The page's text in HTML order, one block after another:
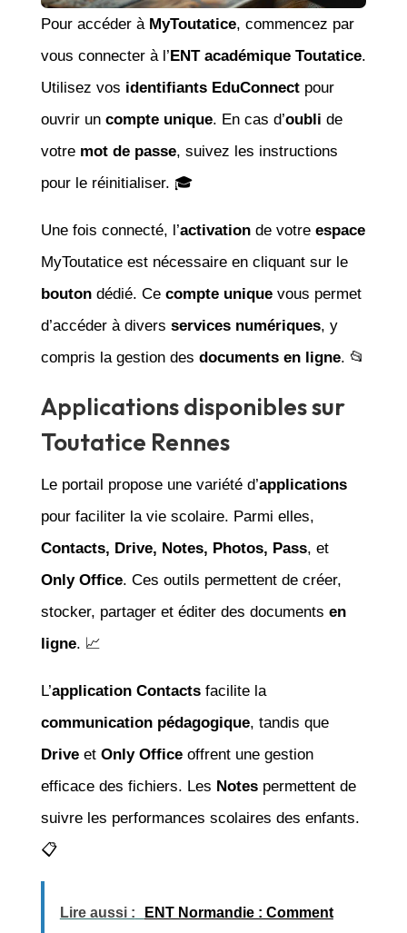
Pour accéder à MyToutatice, commencez par
vous connecter à l’ENT académique Toutatice.
Utilisez vos identifiants EduConnectpour
ouvrir un compte unique. En cas d’oubli de
votre mot de passe, suivez les instructions
pour le réinitialiser. 🎓
Une fois connecté, l’activationde votre espace
MyToutatice est nécessaire en cliquant sur le
boutondédié. Ce compte uniquevous permet
d’accéder à divers services numériques, y
compris la gestion des documents en ligne. 📂
Applications disponibles sur
Toutatice Rennes
Le portail propose une variété d’applications
pour faciliter la vie scolaire. Parmi elles,
Contacts, Drive, Notes, Photos, Pass, et
Only Office. Ces outils permettent de créer,
stocker, partager et éditer des documents en
ligne. 📈
L’application Contactsfacilite la
communication pédagogique, tandis que
Driveet Only Officeoffrent une gestion
efficace des fichiers. Les Notespermettent de
suivre les performances scolaires des enfants.
📋
Lire aussi : ENT Normandie : Comment